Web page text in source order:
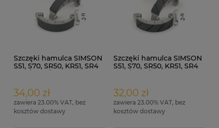
Szczęki hamulca SIMSON
S51, S70, SR50, KR51, SR4
34,00 zł
zawiera 23.00% VAT, bez
kosztów dostawy
Szczęki hamulca SIMSON
S51, S70, SR50, KR51, SR4
32,00 zł
zawiera 23.00% VAT, bez
kosztów dostawy